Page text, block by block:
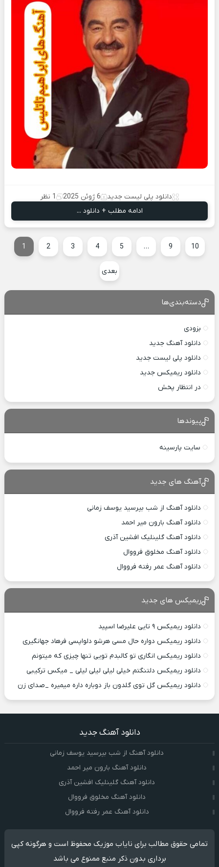
دانلود پلی لیست جدید 6 ژوئن 2025
1 نظر
ادامه مطلب + دانلود ...
1 2 3 4 5 … 9 10
بعدی
دسته‌بندی‌ها
بزودی
دانلود آهنگ جدید
دانلود پلی لیست جدید
دانلود ریمیکس جدید
در انتظار پخش
پیوندها
سایت پارسینه
آهنگ های جدید
دانلود آهنگ از شب بپرسید یوسف زمانی
دانلود آهنگ بارون میر احمد
دانلود آهنگ گلینلیک افشین آذری
دانلود آهنگ مخلوق فرووال
دانلود آهنگ عمر رفته فرووال
ریمیکس های جدید
دانلود ریمیکس ۹ تایی علیرضا اسپید
دانلود ریمیکس دواره حال مسی هرشو دلواپسی فرهاد جهانگیری
دانلود ریمیکس انگاری تو کالبدم تویی تنها چیزی که میتونم
دانلود ریمیکس دلتنگتم خیلی لیلی لیلی لیلی _ میکس ترکیبی
دانلود ریمیکس گل توی گلدون باز دوباره داره میمیره _صدای زن
دانلود آهنگ جدید
دانلود آهنگ از شب بپرسید یوسف زمانی
دانلود آهنگ بارون میر احمد
دانلود آهنگ گلینلیک افشین آذری
دانلود آهنگ مخلوق فرووال
دانلود آهنگ عمر رفته فرووال
تمامی حقوق مطالب برای نایاب موزیک محفوظ است و هرگونه کپی
برداری بدون ذکر منبع ممنوع می باشد